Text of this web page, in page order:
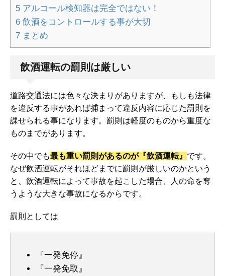
5 アルコール検知器は完全ではない！
6 飲酒をコントロールする事が大切
7 まとめ
飲酒運転の罰則は厳しい
道路交通法には色々な決まりがありますが、もしも法律
を違反する事があれば捕まって違反内容に応じた罰則を
課せられる事になります。罰則は軽度のものから重度な
ものまでがあります。
その中でも最も重い罰則があるのが『飲酒運転』 です。
なぜ飲酒運転がそれほどまでに罰則が厳しいのかという
と、飲酒運転によって事故を起こした場合、人の命を奪
うような大きな事故になるからです。
罰則としては
『一発免停』
『一発免取』